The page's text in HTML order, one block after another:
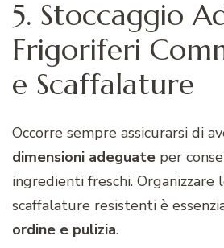
5. Stoccaggio
Frigoriferi
e Scaffalature
Occorre sempre assicurarsi di
dimensioni adeguate per
ingredienti freschi. Organizzare
scaffalature resistenti è
ordine e pulizia.